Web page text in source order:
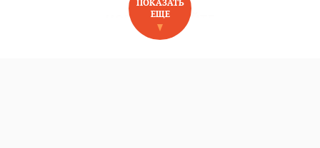
НОВОЕ НА САЙТЕ
ПОКАЗАТЬ
ЕЩЕ